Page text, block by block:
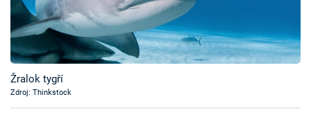
Časopis
Sledujte prima+
Žralok tygří
Zdroj: Thinkstock